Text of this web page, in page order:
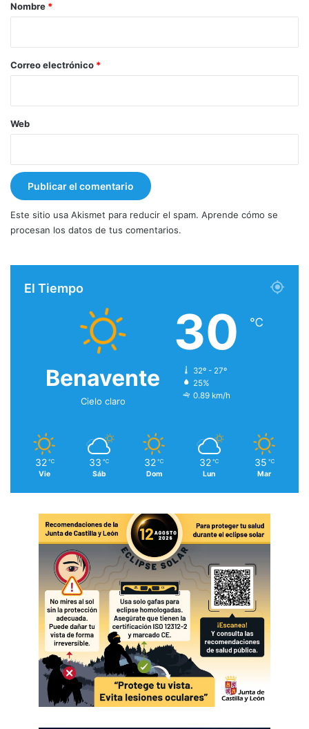
*
Nombre *
Correo electrónico *
Web
Este sitio usa Akismet para reducir el spam. Aprende cómo se
procesan los datos de tus comentarios.
El Tiempo
Benavente
Cielo claro
30 ℃
32º - 27º
25%
0.89 km/h
32 ℃
Vie
33 ℃
Sáb
32 ℃
Dom
32 ℃
Lun
35 ℃
Mar